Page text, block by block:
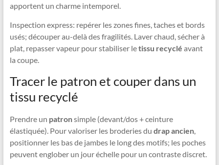
apportent un charme intemporel.
Inspection express: repérer les zones fines, taches et bords
usés; découper au-delà des fragilités. Laver chaud, sécher à
plat, repasser vapeur pour stabiliser letissu recyclé avant
la coupe.
Tracer le patron et couper dans un
tissu recyclé
Prendre un patronsimple (devant/dos + ceinture
élastiquée). Pour valoriser les broderies du drap ancien,
positionner les bas de jambes le long des motifs; les poches
peuvent englober un jour échelle pour un contraste discret.